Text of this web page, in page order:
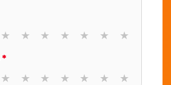
★ ★ ★ ★ ★ ★ ★
*
★ ★ ★ ★ ★ ★ ★